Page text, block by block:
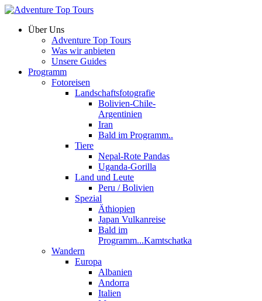
Über Uns
Adventure Top Tours
Was wir anbieten
Unsere Guides
Programm
Fotoreisen
Landschaftsfotografie
Bolivien-Chile-
Argentinien
Iran
Bald im Programm..
Tiere
Nepal-Rote Pandas
Uganda-Gorilla
Land und Leute
Peru / Bolivien
Spezial
Äthiopien
Japan Vulkanreise
Bald im
Programm...Kamtschatka
Wandern
Europa
Albanien
Andorra
Italien